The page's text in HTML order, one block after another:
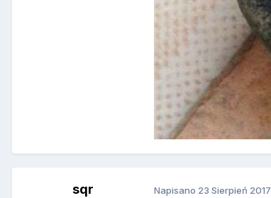
sqr Napisano 23 Sierpień 2017